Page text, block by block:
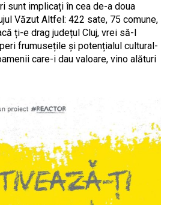
sunt implicați în cea de-a doua
Văzut Altfel: 422 sate, 75 comune,
ți-e drag județul Cluj, vrei să-l
frumusețile și potențialul cultural-
care-i dau valoare, vino alături